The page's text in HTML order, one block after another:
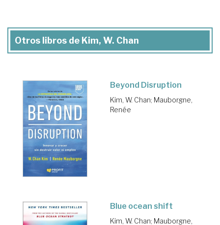
Otros libros de Kim, W. Chan
Beyond Disruption
Kim, W. Chan; Mauborgne,
Renée
Blue ocean shift
Kim, W. Chan; Mauborgne,